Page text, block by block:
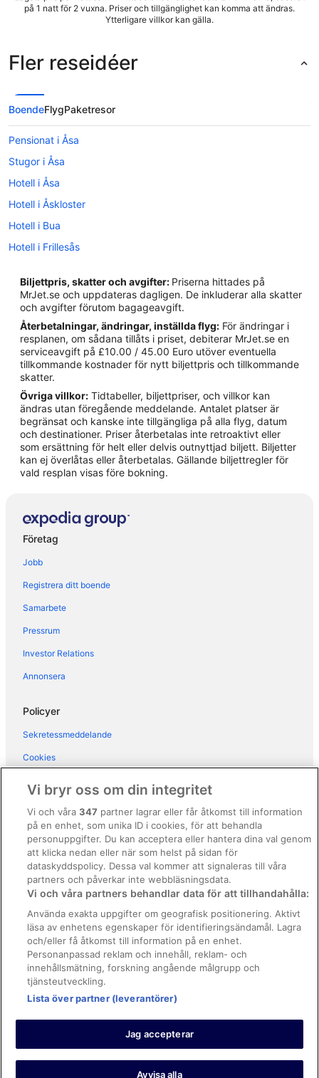
på 1 natt för 2 vuxna. Priser och tillgänglighet kan komma att ändras.
Ytterligare villkor kan gälla.
Fler reseidéer
BoendeFlygPaketresor
Pensionat i Åsa
Stugor i Åsa
Hotell i Åsa
Hotell i Åskloster
Hotell i Bua
Hotell i Frillesås
Hotell i Kungsbacka
Hotell i Onsala
Hotell i Särö
Hotell i Veddige
B&B i Kungsbacka
Hotell i Kungsbacka kommun
Stugor i Kungsbacka
B&B i Onsala
Privata semesterbostäder i Onsala
Pensionat i Särö
Biljettpris, skatter och avgifter: Priserna hittades på
MrJet.se och uppdateras dagligen. De inkluderar alla skatter
och avgifter förutom bagageavgift.
Återbetalningar, ändringar, inställda flyg: För ändringar i
resplanen, om sådana tillåts i priset, debiterar MrJet.se en
serviceavgift på £10.00 / 45.00 Euro utöver eventuella
tillkommande kostnader för nytt biljettpris och tillkommande
skatter.
Övriga villkor: Tidtabeller, biljettpriser, och villkor kan
ändras utan föregående meddelande. Antalet platser är
begränsat och kanske inte tillgängliga på alla flyg, datum
och destinationer. Priser återbetalas inte retroaktivt eller
som ersättning för helt eller delvis outnyttjad biljett. Biljetter
kan ej överlåtas eller återbetalas. Gällande biljettregler för
vald resplan visas före bokning.
Företag
Jobb
Registrera ditt boende
Samarbete
Pressrum
Investor Relations
Annonsera
Policyer
Sekretessmeddelande
Cookies
Regler och villkor för Vrbo
Tillgänglighetsanpassning
Juridisk information/Kontakta oss
Riktlinjer för innehåll och anmäla innehåll
Hjälp
Kontakta oss
Avboka eller ändra din bokning
Boka ett flyg med flygbolagskredit
Återbetalningsprocess och tidslinjer
© 2026 Expedia, Inc., ett företag inom Expedia Group.
https://www.expediagroup.com/ Med ensamrätt. MrJet är ett
varumärke eller registrerat varumärke som tillhör Expedia, Inc.
Vi bryr oss om din integritet
Vi och våra347 partner lagrar eller får åtkomst till information
på en enhet, som unika ID i cookies, för att behandla
personuppgifter. Du kan acceptera eller hantera dina val genom
att klicka nedan eller när som helst på sidan för
dataskyddspolicy. Dessa val kommer att signaleras till våra
partners och påverkar inte webbläsningsdata.
Vi och våra partners behandlar data för att tillhandahålla:
Använda exakta uppgifter om geografisk positionering. Aktivt
läsa av enhetens egenskaper för identifieringsändamål. Lagra
och/eller få åtkomst till information på en enhet.
Personanpassad reklam och innehåll, reklam- och
innehållsmätning, forskning angående målgrupp och
tjänsteutveckling.
Lista över partner (leverantörer)
Jag accepterar
Avvisa alla